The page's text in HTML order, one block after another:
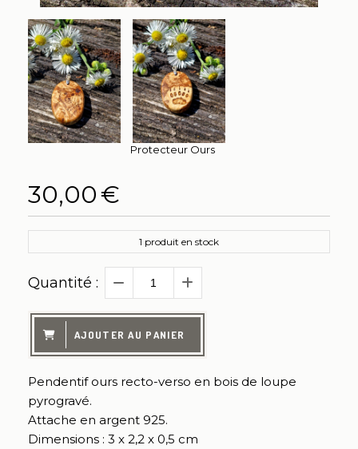
Protecteur Ours
30,00€
1 produit en stock
Quantité :
AJOUTER AU PANIER
Pendentif ours recto-verso en bois de loupe
pyrogravé.
Attache en argent 925.
Dimensions : 3 x 2,2 x 0,5 cm